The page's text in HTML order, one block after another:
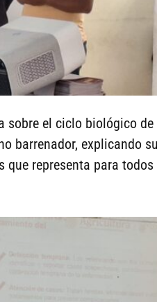
sobre el ciclo biológico
barrenador, explicando
representa para